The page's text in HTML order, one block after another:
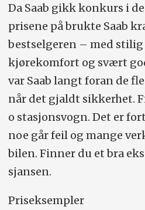
Da Saab gikk konkurs i
prisene på brukte Saab
bestselgeren – med stilig
kjørekomfort og svært
var Saab langt foran de
når det gjaldt sikkerhet.
o stasjonsvogn. Det er
noe går feil og mange
bilen. Finner du et bra
sjansen.
Priseksempler